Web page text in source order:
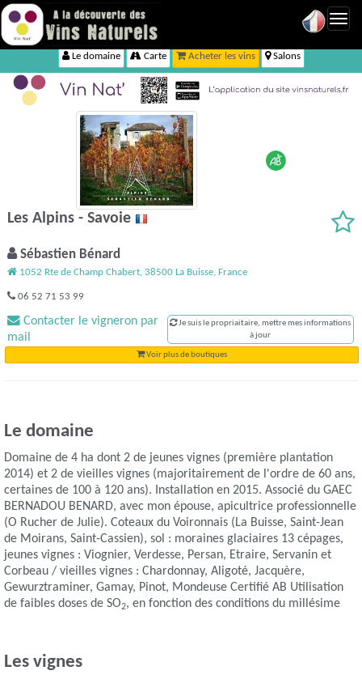
Le domaine Carte Acheter les vins Salons
Les Alpins - Savoie
Sébastien Bénard
1052 Rte de Champ Chabert, 38500 La Buisse, France
06 52 71 53 99
Contacter le vigneron par
mail
Je suis le propriaitaire, mettre mes informations
à jour
Voir plus de boutiques
Le domaine
Domaine de 4 ha dont 2 de jeunes vignes (première plantation
2014) et 2 de vieilles vignes (majoritairement de l'ordre de 60 ans,
certaines de 100 à 120 ans). Installation en 2015. Associé du GAEC
BERNADOU BENARD, avec mon épouse, apicultrice professionnelle
(O Rucher de Julie). Coteaux du Voironnais (La Buisse, Saint-Jean
de Moirans, Saint-Cassien), sol : moraines glaciaires 13 cépages,
jeunes vignes : Viognier, Verdesse, Persan, Etraire, Servanin et
Corbeau / vieilles vignes : Chardonnay, Aligoté, Jacquère,
Gewurztraminer, Gamay, Pinot, Mondeuse Certifié AB Utilisation
de faibles doses de SO2, en fonction des conditions du millésime
Les vignes